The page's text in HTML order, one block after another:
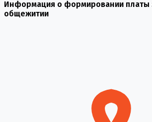
Информация о формировании платы
общежитии